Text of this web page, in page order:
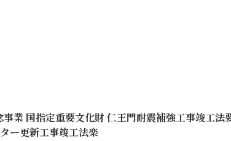
業 国指定重要文化財 仁王門耐震補強工事竣工法
ー更新工事竣工法楽